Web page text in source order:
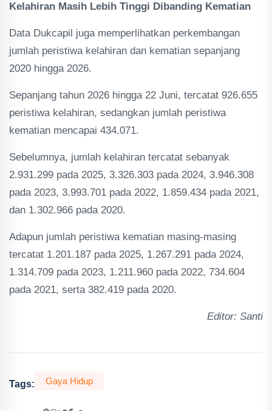
Kelahiran Masih Lebih Tinggi Dibanding Kematian
Data Dukcapil juga memperlihatkan perkembangan
jumlah peristiwa kelahiran dan kematian sepanjang
2020 hingga 2026.
Sepanjang tahun 2026 hingga 22 Juni, tercatat 926.655
peristiwa kelahiran, sedangkan jumlah peristiwa
kematian mencapai 434.071.
Sebelumnya, jumlah kelahiran tercatat sebanyak
2.931.299 pada 2025, 3.326.303 pada 2024, 3.946.308
pada 2023, 3.993.701 pada 2022, 1.859.434 pada 2021,
dan 1.302.966 pada 2020.
Adapun jumlah peristiwa kematian masing-masing
tercatat 1.201.187 pada 2025, 1.267.291 pada 2024,
1.314.709 pada 2023, 1.211.960 pada 2022, 734.604
pada 2021, serta 382.419 pada 2020.
Editor: Santi
Tags: Gaya Hidup